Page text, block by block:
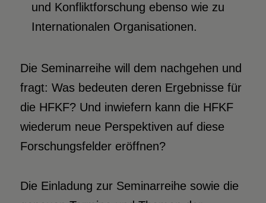
und Konfliktforschung ebenso wie zu
Internationalen Organisationen.
Die Seminarreihe will dem nachgehen und
fragt: Was bedeuten deren Ergebnisse für
die HFKF? Und inwiefern kann die HFKF
wiederum neue Perspektiven auf diese
Forschungsfelder eröffnen?
Die Einladung zur Seminarreihe sowie die